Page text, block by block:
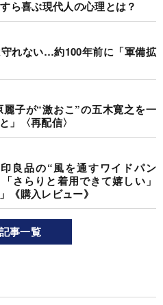
ら喜ぶ現代人の心理とは？
れない…約100年前に「軍備拡
子が“激おこ”の五木寛之を一
」〈再配信〉
良品の“風を通すワイドパン
さらりと着用できて嬉しい」
《購入レビュー》
事一覧